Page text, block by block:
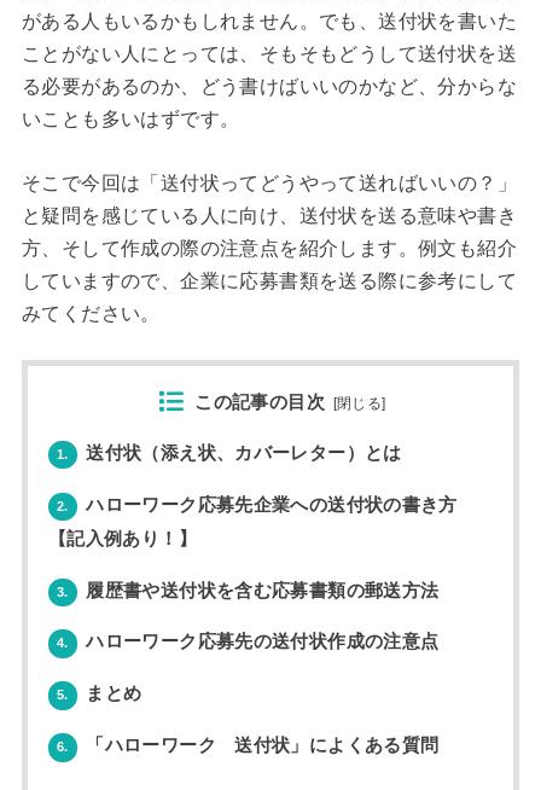
がある人もいるかもしれません。でも、送付状を書いた
ことがない人にとっては、そもそもどうして送付状を送
る必要があるのか、どう書けばいいのかなど、分からな
いことも多いはずです。
そこで今回は「送付状ってどうやって送ればいいの？」
と疑問を感じている人に向け、送付状を送る意味や書き
方、そして作成の際の注意点を紹介します。例文も紹介
していますので、企業に応募書類を送る際に参考にして
みてください。
この記事の目次 [閉じる]
1. 送付状（添え状、カバーレター）とは
2.
ハローワーク応募先企業への送付状の書き方
【記入例あり！】
3. 履歴書や送付状を含む応募書類の郵送方法
4. ハローワーク応募先の送付状作成の注意点
5. まとめ
6. 「ハローワーク 送付状」によくある質問